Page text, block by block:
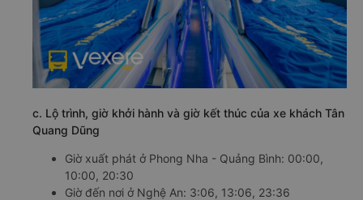
c. Lộ trình, giờ khởi hành và giờ kết thúc của xe khách Tân
Quang Dũng
Giờ xuất phát ở Phong Nha - Quảng Bình: 00:00,
10:00, 20:30
Giờ đến nơi ở Nghệ An: 3:06, 13:06, 23:36